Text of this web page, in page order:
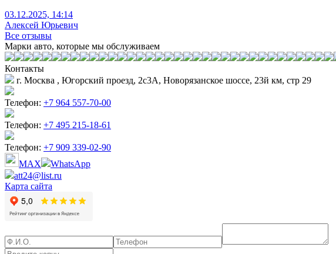
03.12.2025, 14:14
Алексей Юрьевич
Все отзывы
Марки авто, которые мы обслуживаем
Контакты
г. Москва , Югорский проезд, 2с3А, Новорязанское шоссе, 23й км, стр 29
Телефон: +7 964 557-70-00
Телефон: +7 495 215-18-61
Телефон: +7 909 339-02-90
MAX
WhatsApp
att24@list.ru
Карта сайта